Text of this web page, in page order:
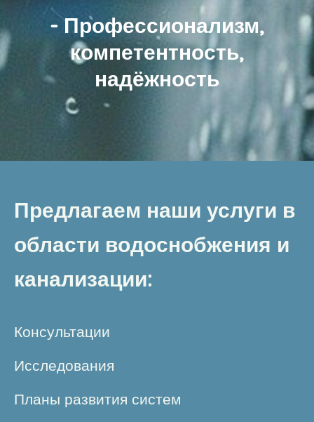
- Профессионализм,
компетентность,
надёжность
Предлагаем наши услуги в
области водоснобжения и
канализации:
Консультации
Исследования
Планы развития систем